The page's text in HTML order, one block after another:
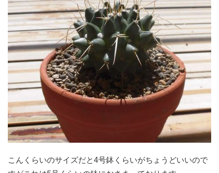
こんくらいのサイズだと4号鉢くらいがちょうどいいので